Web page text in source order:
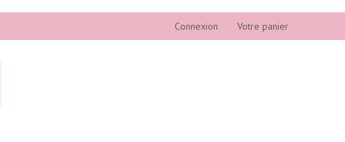
Connexion Votre panier